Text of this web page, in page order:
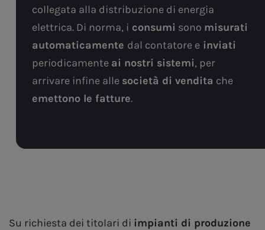
collegata alla distribuzione di energia
elettrica. Di norma, i consumi sono misurati
automaticamente dal contatore e inviati
periodicamente ai nostri sistemi, per
arrivare infine alle società di vendita che
emettono le fatture.
Su richiesta dei titolari di impianti di produzione